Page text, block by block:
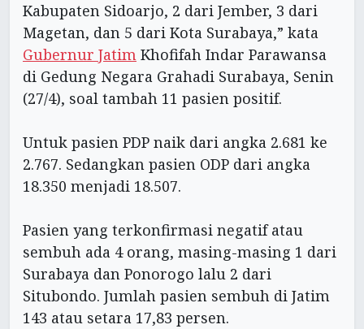
Kabupaten Sidoarjo, 2 dari Jember, 3 dari
Magetan, dan 5 dari Kota Surabaya,” kata
Gubernur Jatim Khofifah Indar Parawansa
di Gedung Negara Grahadi Surabaya, Senin
(27/4), soal tambah 11 pasien positif.
Untuk pasien PDP naik dari angka 2.681 ke
2.767. Sedangkan pasien ODP dari angka
18.350 menjadi 18.507.
Pasien yang terkonfirmasi negatif atau
sembuh ada 4 orang, masing-masing 1 dari
Surabaya dan Ponorogo lalu 2 dari
Situbondo. Jumlah pasien sembuh di Jatim
143 atau setara 17,83 persen.